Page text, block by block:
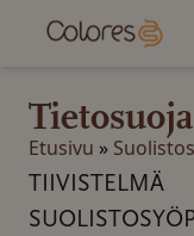
sisältöön
Etusivu »
TIIVISTELMÄ